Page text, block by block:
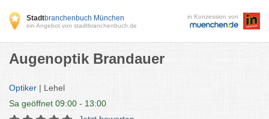
Stadtbranchenbuch München
ein Angebot von stadtbranchenbuch.de
in Konzession von
Augenoptik Brandauer
Optiker | Lehel
Sa geöffnet 09:00 - 13:00